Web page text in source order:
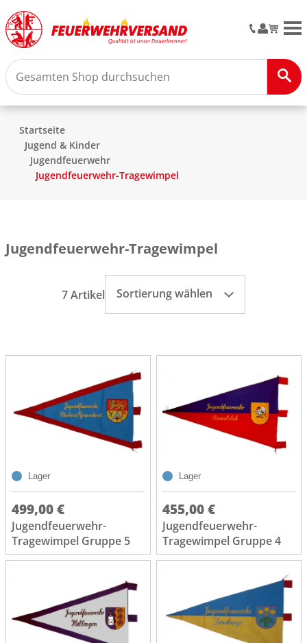
Startseite
Jugend & Kinder
Jugendfeuerwehr
Jugendfeuerwehr-Tragewimpel
Jugendfeuerwehr-Tragewimpel
7 Artikel Sortierung wählen
Lager
499,00 €
Jugendfeuerwehr-
Tragewimpel Gruppe 5
Lager
455,00 €
Jugendfeuerwehr-
Tragewimpel Gruppe 4